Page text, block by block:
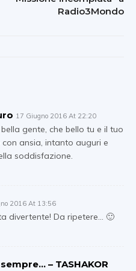
Radio3Mondo
17 Giugno 2016 At 22:20
gente, che bello tu e il tuo
ansia, intanto auguri e
soddisfazione.
2016 At 13:56
divertente! Da ripetere… 🙂
– TASHAKOR